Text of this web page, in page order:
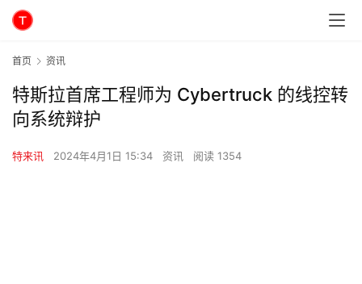
首页 资讯
特斯拉首席工程师为 Cybertruck 的线控转
向系统辩护
特来讯 2024年4月1日 15:34 资讯 阅读 1354